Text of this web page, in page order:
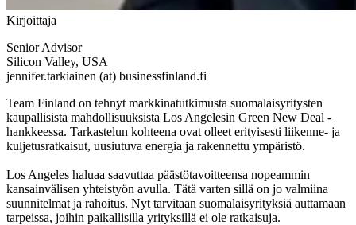
Kirjoittaja
Senior Advisor
Silicon Valley, USA
jennifer.tarkiainen (at) businessfinland.fi
Team Finland on tehnyt markkinatutkimusta suomalaisyritysten
kaupallisista mahdollisuuksista Los Angelesin Green New Deal -
hankkeessa. Tarkastelun kohteena ovat olleet erityisesti liikenne- ja
kuljetusratkaisut, uusiutuva energia ja rakennettu ympäristö.
Los Angeles haluaa saavuttaa päästötavoitteensa nopeammin
kansainvälisen yhteistyön avulla. Tätä varten sillä on jo valmiina
suunnitelmat ja rahoitus. Nyt tarvitaan suomalaisyrityksiä auttamaan
tarpeissa, joihin paikallisilla yrityksillä ei ole ratkaisuja.